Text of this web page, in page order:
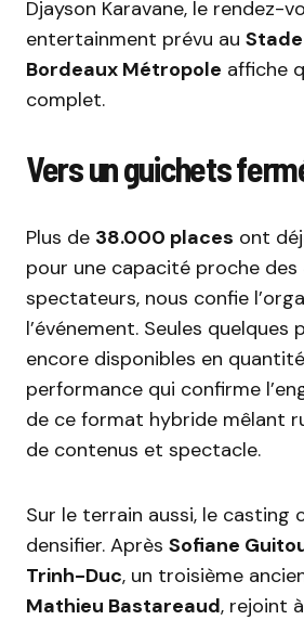
Djayson Karavane, le rendez-
entertainment prévu au
Bordeaux Métropole affiche
complet.
Vers un guichets
Plus de 38.000 places ont
pour une capacité proche
spectateurs, nous confie
l’événement. Seules quelques
encore disponibles en
performance qui confirme
de ce format hybride mêlant
de contenus et spectacle.
Sur le terrain aussi, le casting
densifier. Après Sofiane
Trinh-Duc, un troisième
Mathieu Bastareaud, rejoint